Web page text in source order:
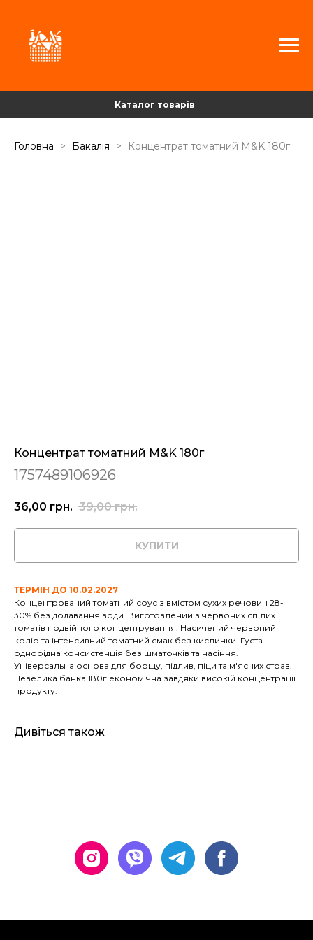
Каталог товарів
Головна Бакалія Концентрат томатний M&K 180г
Концентрат томатний M&K 180г
1757489106926
36,00 грн. 39,00 грн.
КУПИТИ
ТЕРМІН ДО 10.02.2027
Концентрований томатний соус з вмістом сухих речовин 28-
30% без додавання води. Виготовлений з червоних спілих
томатів подвійного концентрування. Насичений червоний
колір та інтенсивний томатний смак без кислинки. Густа
однорідна консистенція без шматочків та насіння.
Універсальна основа для борщу, підлив, піци та м'ясних страв.
Невелика банка 180г економічна завдяки високій концентрації
продукту.
Дивіться також